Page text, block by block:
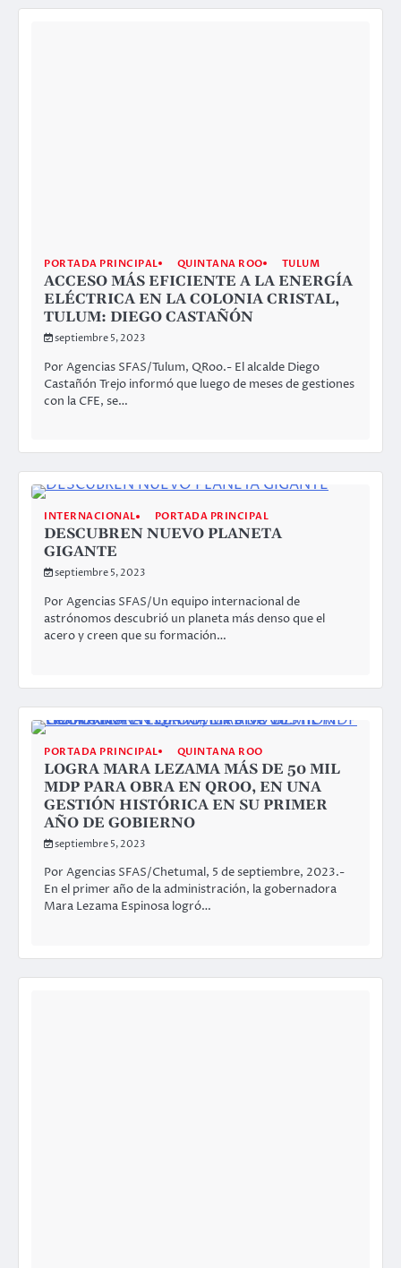
PORTADA PRINCIPAL QUINTANA ROO TULUM
ACCESO MÁS EFICIENTE A LA ENERGÍA
ELÉCTRICA EN LA COLONIA CRISTAL,
TULUM: DIEGO CASTAÑÓN
septiembre 5, 2023
Por Agencias SFAS/Tulum, QRoo.- El alcalde Diego
Castañón Trejo informó que luego de meses de gestiones
con la CFE, se…
INTERNACIONAL PORTADA PRINCIPAL
DESCUBREN NUEVO PLANETA
GIGANTE
septiembre 5, 2023
Por Agencias SFAS/Un equipo internacional de
astrónomos descubrió un planeta más denso que el
acero y creen que su formación…
PORTADA PRINCIPAL QUINTANA ROO
LOGRA MARA LEZAMA MÁS DE 50 MIL
MDP PARA OBRA EN QROO, EN UNA
GESTIÓN HISTÓRICA EN SU PRIMER
AÑO DE GOBIERNO
septiembre 5, 2023
Por Agencias SFAS/Chetumal, 5 de septiembre, 2023.-
En el primer año de la administración, la gobernadora
Mara Lezama Espinosa logró…